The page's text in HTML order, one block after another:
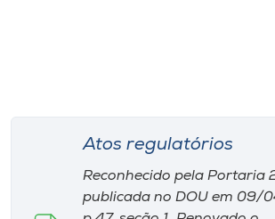
Atos regulatórios
Reconhecido pela Portaria
publicada no DOU em 09/